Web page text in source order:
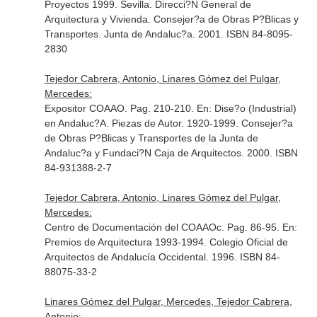
Proyectos 1999 . Sevilla. Direcci?N General de
Arquitectura y Vivienda. Consejer?a de Obras P?Blicas y
Transportes. Junta de Andaluc?a. 2001. ISBN 84-8095-
2830
Tejedor Cabrera, Antonio, Linares Gómez del Pulgar,
Mercedes:
Expositor COAAO. Pag. 210-210. En: Dise?o (Industrial)
en Andaluc?A. Piezas de Autor. 1920-1999 . Consejer?a
de Obras P?Blicas y Transportes de la Junta de
Andaluc?a y Fundaci?N Caja de Arquitectos. 2000. ISBN
84-931388-2-7
Tejedor Cabrera, Antonio, Linares Gómez del Pulgar,
Mercedes:
Centro de Documentación del COAAOc. Pag. 86-95. En:
Premios de Arquitectura 1993-1994. Colegio Oficial de
Arquitectos de Andalucía Occidental. 1996. ISBN 84-
88075-33-2
Linares Gómez del Pulgar, Mercedes, Tejedor Cabrera,